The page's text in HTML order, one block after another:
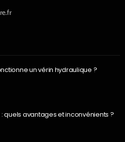
un vérin hydraulique ?
quels avantages et inconvénients ?